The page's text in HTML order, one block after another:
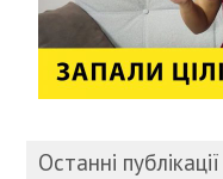
Останні публікації